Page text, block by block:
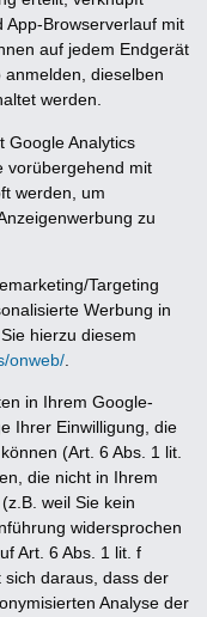
App-Browserverlauf mit
auf jedem Endgerät
dieselben
werden.
Google Analytics
vorübergehend mit
werden, um
zu
Targeting
Werbung in
hierzu diesem
onweb/
in Ihrem Google-
Ihrer Einwilligung, die
(Art. 6 Abs. 1 lit.
die nicht in Ihrem
weil Sie kein
widersprochen
Art. 6 Abs. 1 lit. f
sich daraus, dass der
Analyse der